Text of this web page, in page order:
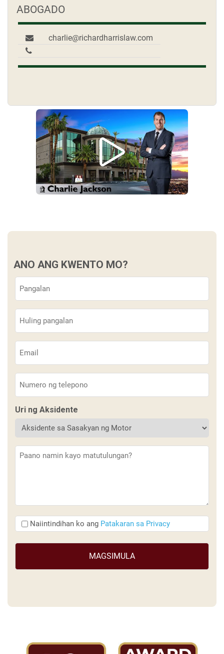
ABOGADO
charlie@richardharrislaw.com
ANO ANG KWENTO MO?
Pangalan
(Kinakailangan)
Apelyido
(Kinakailangan)
Email
(Kinakailangan)
Telepono
(Kinakailangan)
Uri ng Aksidente
Paglalarawan
(Kinakailangan)
Naiintindihan
ko
Naiintindihan ko ang Patakaran sa Privacy